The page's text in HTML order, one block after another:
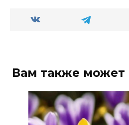
Вам также может